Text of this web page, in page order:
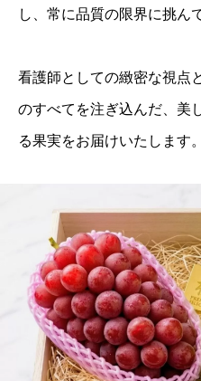
し、常に品質の限界に挑ん
看護師としての緻密な視点
のすべてを注ぎ込んだ、美
る果実をお届けいたします。